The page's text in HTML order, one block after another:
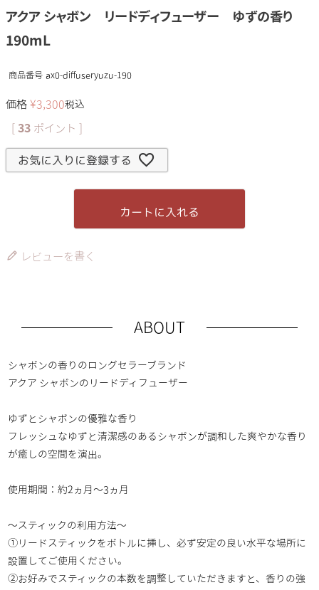
アクア シャボン リードディフューザー ゆずの香り
190mL
商品番号 ax0-diffuseryuzu-190
価格 ¥3,300税込
33 ポイント ]
お気に入りに登録する
カートに入れる
レビューを書く
ABOUT
シャボンの香りのロングセラーブランド
アクア シャボンのリードディフューザー
ゆずとシャボンの優雅な香り
フレッシュなゆずと清潔感のあるシャボンが調和した爽やかな香り
が癒しの空間を演出。
使用期間：約2ヵ月～3ヵ月
～スティックの利用方法～
①リードスティックをボトルに挿し、必ず安定の良い水平な場所に
設置してご使用ください。
②お好みでスティックの本数を調整していただきますと、香りの強